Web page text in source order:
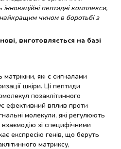
інноваційні пептидні комплекси,
чином в боротьбі з
виготовляється на базі
матрікіни, які є сигналами
шкіри. Ці пептиди
позаклітинного
ефективний вплив проти
молекули, які регулюють
взаємодію зі специфічними
експресію генів, що беруть
матриксу,